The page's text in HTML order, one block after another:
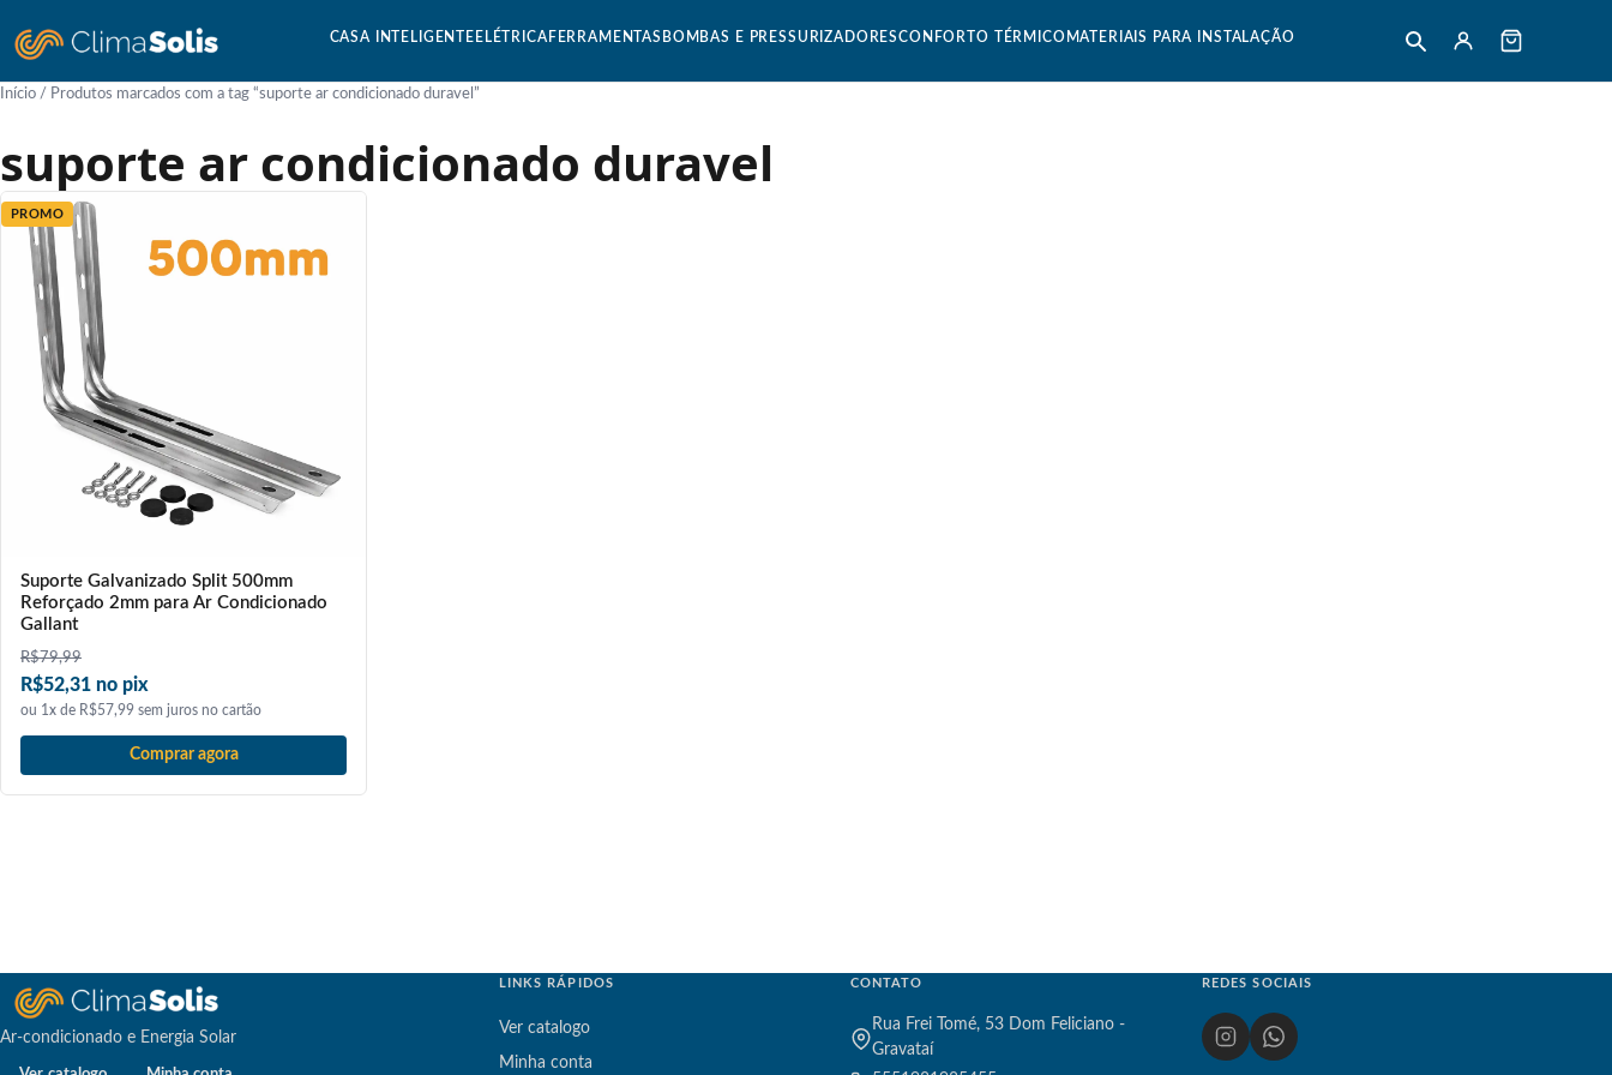
CASA INTELIGENTE ELÉTRICA FERRAMENTAS BOMBAS E PRESSURIZADORESCONFORTO TÉRMICO MATERIAIS PARA INSTALAÇÃO
Início / Produtos marcados com a tag “suporte ar condicionado duravel”
suporte ar condicionado duravel
PROMO
Suporte Galvanizado Split 500mm
Reforçado 2mm para Ar Condicionado
Gallant
R$79,99
R$52,31 no pix
ou 1x de R$57,99 sem juros no cartão
Comprar agora
Ar-condicionado e Energia Solar
LINKS RÁPIDOS
Ver catalogo
Minha conta
CONTATO
Rua Frei Tomé, 53 Dom Feliciano -
Gravataí
REDES SOCIAIS